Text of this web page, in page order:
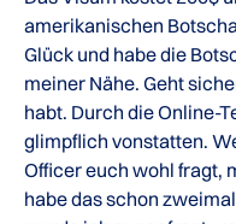
amerikanischen
Glück und habe die
meiner Nähe. Geht
habt. Durch die Online-
glimpflich vonstatten.
Officer euch wohl fragt,
habe das schon